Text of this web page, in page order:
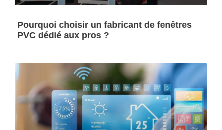
Pourquoi choisir un fabricant de fenêtres
PVC dédié aux pros ?